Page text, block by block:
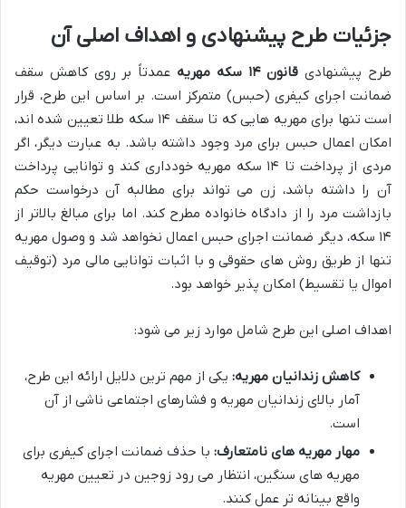
جزئیات طرح پیشنهادی و اهداف اصلی آن
طرح پیشنهادی قانون ۱۴ سکه مهریه
عمدتاً بر روی کاهش سقف
ضمانت اجرای کیفری (حبس) متمرکز است. بر اساس این طرح، قرار
است تنها برای مهریه هایی که تا سقف ۱۴ سکه طلا تعیین شده اند،
امکان اعمال حبس برای مرد وجود داشته باشد. به عبارت دیگر، اگر
مردی از پرداخت تا ۱۴ سکه مهریه خودداری کند و توانایی پرداخت
آن را داشته باشد، زن می تواند برای مطالبه آن درخواست حکم
بازداشت مرد را از دادگاه خانواده مطرح کند. اما برای مبالغ بالاتر از
۱۴ سکه، دیگر ضمانت اجرای حبس اعمال نخواهد شد و وصول مهریه
تنها از طریق روش های حقوقی و با اثبات توانایی مالی مرد (توقیف
اموال یا تقسیط) امکان پذیر خواهد بود.
اهداف اصلی این طرح شامل موارد زیر می شود:
کاهش زندانیان مهریه: یکی از مهم ترین دلایل ارائه این طرح،
آمار بالای زندانیان مهریه و فشارهای اجتماعی ناشی از آن
است.
مهار مهریه های نامتعارف: با حذف ضمانت اجرای کیفری برای
مهریه های سنگین، انتظار می رود زوجین در تعیین مهریه
واقع بینانه تر عمل کنند.